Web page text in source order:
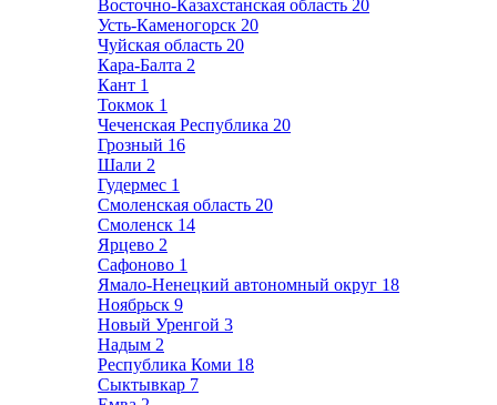
Восточно-Казахстанская область 20
Усть-Каменогорск 20
Чуйская область 20
Кара-Балта 2
Кант 1
Токмок 1
Чеченская Республика 20
Грозный 16
Шали 2
Гудермес 1
Смоленская область 20
Смоленск 14
Ярцево 2
Сафоново 1
Ямало-Ненецкий автономный округ 18
Ноябрьск 9
Новый Уренгой 3
Надым 2
Республика Коми 18
Сыктывкар 7